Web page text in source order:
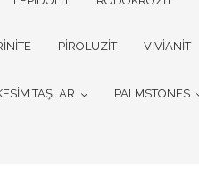
PİROLUZİT VİVİANİT
TAŞLAR PALMSTONES